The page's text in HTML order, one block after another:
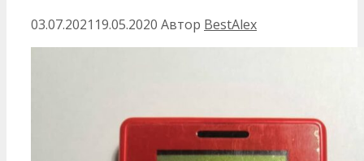
03.07.2021 19.05.2020 Автор BestAlex